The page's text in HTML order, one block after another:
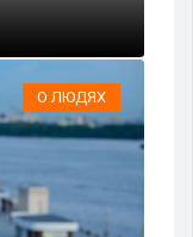
О ЛЮДЯХ